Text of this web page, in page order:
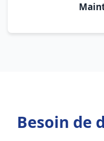
Besoin de